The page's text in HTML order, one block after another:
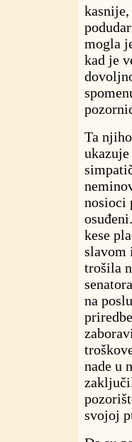
mogla
kad je
Ta
nosioci
kese
slavom
trošila
na
nade u
svojoj